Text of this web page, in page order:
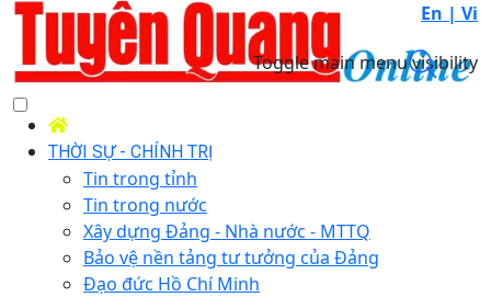
En | Vi
Toggle main menu visibility
THỜI SỰ - CHÍNH TRỊ
Tin trong tỉnh
Tin trong nước
Xây dựng Đảng - Nhà nước - MTTQ
Bảo vệ nền tảng tư tưởng của Đảng
Đạo đức Hồ Chí Minh